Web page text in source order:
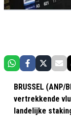
BRUSSEL
vertrekkende
landelijke